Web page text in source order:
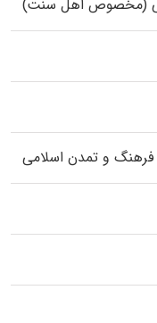
(مخصوص اهل سنت)
فرهنگ و تمدن اسلامی